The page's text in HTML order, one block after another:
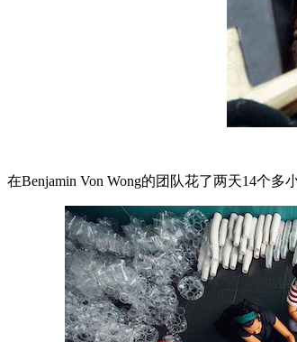
在Benjamin Von Wong的团队花了两天14个